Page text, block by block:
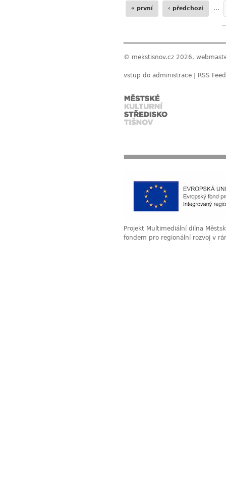
« první ‹ předchozí …
© mekstisnov.cz 2026,
vstup do administrace RSS Feed
Projekt Multimediální dílna
fondem pro regionální rozvoj v